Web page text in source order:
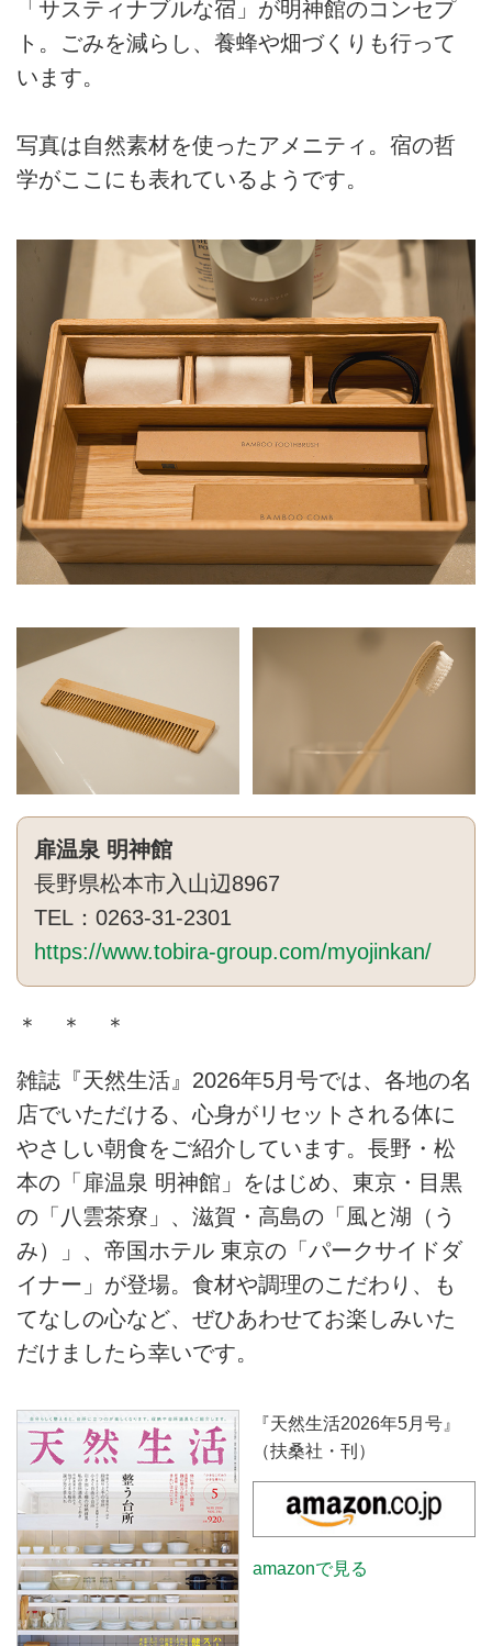
「サスティナブルな宿」が明神館のコンセプ
ト。ごみを減らし、養蜂や畑づくりも行って
います。
写真は自然素材を使ったアメニティ。宿の哲
学がここにも表れているようです。
扉温泉 明神館
長野県松本市入山辺8967
TEL：0263-31-2301
https://www.tobira-group.com/myojinkan/
＊ ＊ ＊
雑誌『天然生活』2026年5月号では、各地の名
店でいただける、心身がリセットされる体に
やさしい朝食をご紹介しています。長野・松
本の「扉温泉 明神館」をはじめ、東京・目黒
の「八雲茶寮」、滋賀・高島の「風と湖（う
み）」、帝国ホテル 東京の「パークサイドダ
イナー」が登場。食材や調理のこだわり、も
てなしの心など、ぜひあわせてお楽しみいた
だけましたら幸いです。
『天然生活2026年5月号』
（扶桑社・刊）
amazonで見る